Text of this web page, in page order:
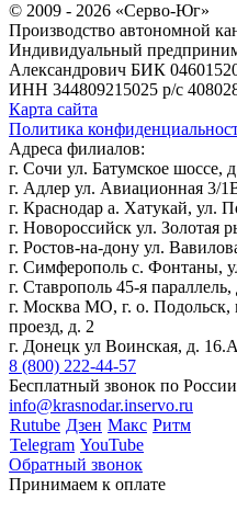
© 2009 - 2026 «Серво-Юг»
Производство автономной
Индивидуальный
Александрович БИК
ИНН 344809215025 р/с
Карта сайта
Политика
Адреса филиалов:
г. Сочи ул. Батумское шоссе,
г. Адлер ул. Авиационная 3/
г. Краснодар а. Хатукай, ул.
г. Новороссийск ул. Золотая
г. Ростов-на-дону ул.
г. Симферополь с. Фонтаны,
г. Ставрополь 45-я
г. Москва МО, г. о.
проезд, д. 2
г. Донецк ул Воинская, д. 16.А
8 (800) 222-44-57
Бесплатный звонок по России
info@krasnodar.inservo.ru
Rutube Дзен Макс Ритм
Telegram YouTube
Обратный звонок
Принимаем к оплате